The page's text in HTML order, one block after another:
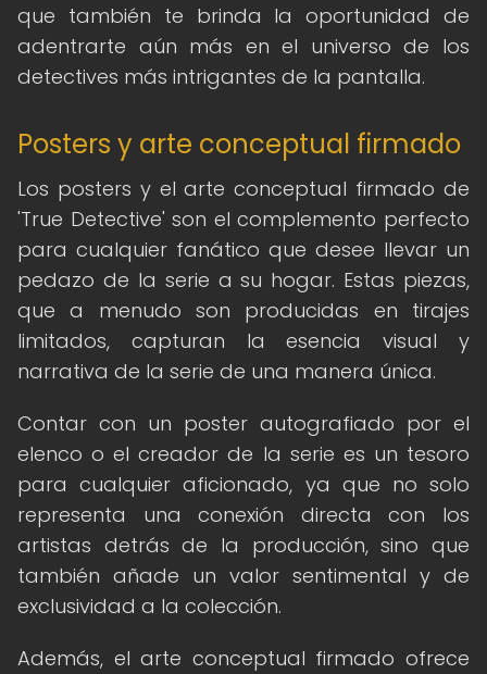
que también te brinda la oportunidad de
adentrarte aún más en el universo de los
detectives más intrigantes de la pantalla.
Posters y arte conceptual firmado
Los posters y el arte conceptual firmado de
'True Detective' son el complemento perfecto
para cualquier fanático que desee llevar un
pedazo de la serie a su hogar. Estas piezas,
que a menudo son producidas en tirajes
limitados, capturan la esencia visual y
narrativa de la serie de una manera única.
Contar con un poster autografiado por el
elenco o el creador de la serie es un tesoro
para cualquier aficionado, ya que no solo
representa una conexión directa con los
artistas detrás de la producción, sino que
también añade un valor sentimental y de
exclusividad a la colección.
Además, el arte conceptual firmado ofrece